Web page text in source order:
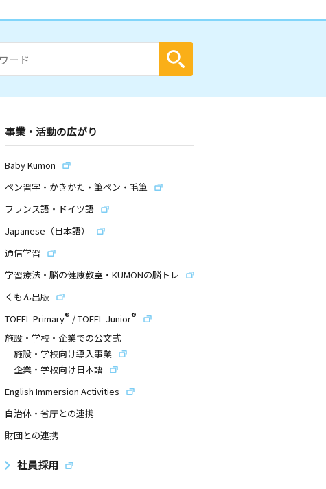
事業・活動の広がり
Baby Kumon
ペン習字・かきかた・筆ペン・毛筆
フランス語・ドイツ語
Japanese（日本語）
通信学習
学習療法・脳の健康教室・KUMONの脳トレ
くもん出版
TOEFL Primary® /TOEFL Junior®
施設・学校・企業での公文式
施設・学校向け導入事業
企業・学校向け日本語
English Immersion Activities
自治体・省庁との連携
財団との連携
社員採用